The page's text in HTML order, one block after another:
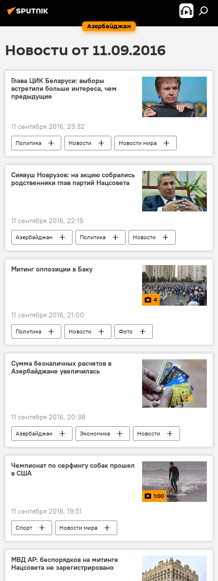
Азербайджан
Новости от 11.09.2016
Глава ЦИК Беларуси: выборы
встретили больше интереса, чем
предыдущие
11 сентября 2016, 23:32
Политика Новости
Новости мира
Беларусь
Лидия Ермошина
Сиявуш Новрузов: на акцию собрались
родственники глав партий Нацсовета
11 сентября 2016, 22:19
Азербайджан Политика
Новости
Баку
Сиявуш Новрузов
Митинг
Референдум
Национальный совет
Митинг оппозиции в Баку
4
11 сентября 2016, 21:00
Политика Новости
Фото
МУЛЬТИМЕДИА
Баку
Оппозиция
Митинг
Азербайджан
Сумма безналичных расчетов в
Азербайджане увеличилась
11 сентября 2016, 20:38
Азербайджан Экономика
Новости
Центральный банк АР
Безналичный расчет
Чемпионат по серфингу собак прошел
в США
1:00
11 сентября 2016, 19:51
Спорт
Новости мира
МУЛЬТИМЕДИА
Видео ЖИЗНЬ
МВД АР: беспорядков на митинге
Нацсовета не зарегистрировано